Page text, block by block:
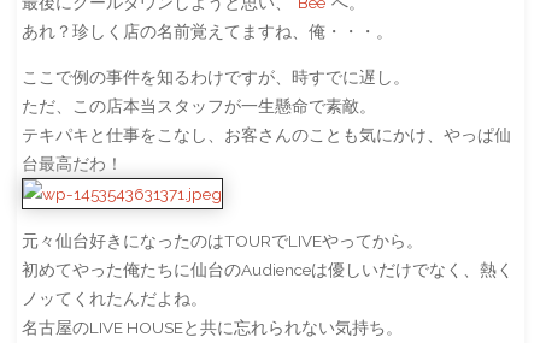
あれ？珍しく店の名前覚えてますね、俺・・・。
ここで例の事件を知るわけですが、時すでに遅し。
ただ、この店本当スタッフが一生懸命で素敵。
テキパキと仕事をこなし、お客さんのことも気にかけ、やっぱ仙
台最高だわ！
元々仙台好きになったのはTOURでLIVEやってから。
初めてやった俺たちに仙台のAudienceは優しいだけでなく、熱く
ノッてくれたんだよね。
名古屋のLIVE HOUSEと共に忘れられない気持ち。